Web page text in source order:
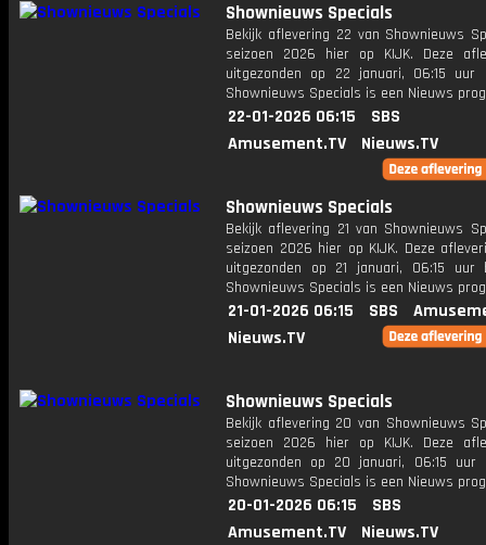
Shownieuws Specials
Bekijk aflevering 22 van Shownieuws
seizoen 2026 hier op KIJK. Deze
uitgezonden op 22 januari, 06:15 uur
Shownieuws Specials is een Nieuws
22-01-2026 06:15
SBS
Amusement.TV
Nieuws.TV
Shownieuws Specials
Bekijk aflevering 21 van Shownieuws
seizoen 2026 hier op KIJK. Deze
uitgezonden op 21 januari, 06:15 uur
Shownieuws Specials is een Nieuws
21-01-2026 06:15 SBS
Nieuws.TV
Shownieuws Specials
Bekijk aflevering 20 van Shownieuws
seizoen 2026 hier op KIJK. Deze
uitgezonden op 20 januari, 06:15 uur
Shownieuws Specials is een Nieuws
20-01-2026 06:15
SBS
Amusement.TV
Nieuws.TV